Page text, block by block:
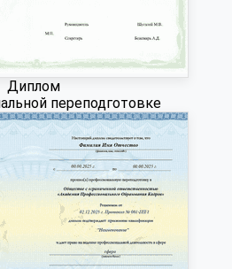
Диплом
переподготовке